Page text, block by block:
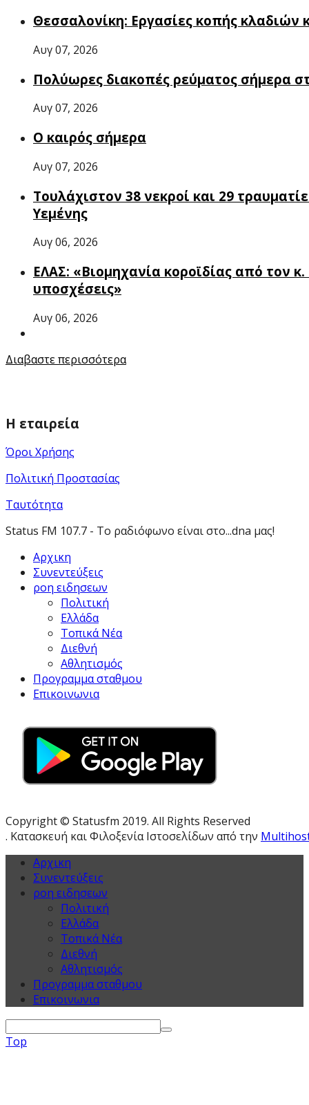
Θεσσαλονίκη: Εργασίες κοπής κλαδιών
Αυγ 07, 2026
Πολύωρες διακοπές ρεύματος σήμερα
Αυγ 07, 2026
Ο καιρός σήμερα
Αυγ 07, 2026
Τουλάχιστον 38 νεκροί και 29
Υεμένης
Αυγ 06, 2026
ΕΛΑΣ: «Βιομηχανία κοροϊδίας από τον
υποσχέσεις»
Αυγ 06, 2026
Διαβαστε περισσότερα
Η εταιρεία
Όροι Χρήσης
Πολιτική Προστασίας
Ταυτότητα
Status FM 107.7 - Το ραδιόφωνο είναι στο...dna μας!
Αρχικη
Συνεντεύξεις
ροη ειδησεων
Πολιτική
Ελλάδα
Τοπικά Νέα
Διεθνή
Αθλητισμός
Προγραμμα σταθμου
Επικοινωνια
Copyright © Statusfm 2019. All Rights Reserved
. Κατασκευή και Φιλοξενία Ιστοσελίδων από την
Αρχικη
Συνεντεύξεις
ροη ειδησεων
Πολιτική
Ελλάδα
Τοπικά Νέα
Διεθνή
Αθλητισμός
Προγραμμα σταθμου
Επικοινωνια
Top